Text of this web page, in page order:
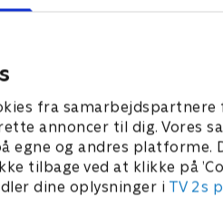
fra
annoncer til dig. Vores
og andres platforme.
tilbage ved at klikke på
dine oplysninger i TV 2s